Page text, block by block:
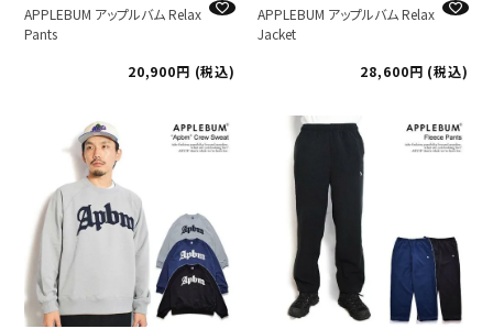
APPLEBUM アップルバム Relax
Pants
20,900
税込
APPLEBUM アップルバム Relax
Jacket
28,600
税込